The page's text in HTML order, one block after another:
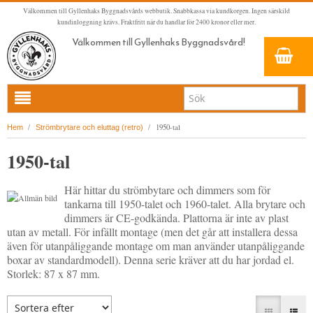
Välkommen till Gyllenhaks Byggnadsvårds webbutik. Snabbkassa via kundkorgen. Ingen särskild
kundinloggning krävs. Fraktfritt när du handlar för 2400 kronor eller mer.
Välkommen till Gyllenhaks Byggnadsvård!
HEM
LINOLJEFÄRG & SLAMFÄRG MED MERA
LINOLJEFÄRGER
VITA KULÖRER
GRÅ KULÖRER
GULA KULÖRER
GRÖNA KULÖRER
MATTA LINOLJEFÄRGER
FALU RÖDFÄRG (SLAMFÄRGER)
KONSTNÄRSFÄRGER
GULT/ORANGE
LINOLJESÅPA OCH MÅLARTVÄTT
KLASSISKA KLÄDER
RESISTANT WORK WEAR
STORVÄSTAR
VÄSTAR
JACKOR, ANORAKER OCH BUSSARONGER
BADRUM & KÖK (KRANAR & PORSLIN)
KÖKSBLANDARE
TVÄTTSTÄLLSBLANDARE
DUSCHAR OCH DUSCHBLANDARE
INNERDÖRRSHANDTAG
DÖRRHANDTAG MÄSSING (INNERDÖRR)
DÖRRHANDTAG LÅNGSKYLT MÄSSING
YTTERDÖRRSHANDTAG
HANDTAG YTTERDÖRR (ASSA 2000)
KLASSISKA SPANJOLETTHANDTAG
FÖNSTERBESLAG & FÖNSTERVERKTYG
Hem / Strömbrytare och eluttag (retro) / 1950-tal
1950-tal
Här hittar du strömbytare och dimmers som för
tankarna till 1950-talet och 1960-talet. Alla brytare och
dimmers är CE-godkända. Plattorna är inte av plast
utan av metall. För infällt montage (men det går att installera dessa
även för utanpåliggande montage om man använder utanpåliggande
boxar av standardmodell). Denna serie kräver att du har jordad el.
Storlek: 87 x 87 mm.